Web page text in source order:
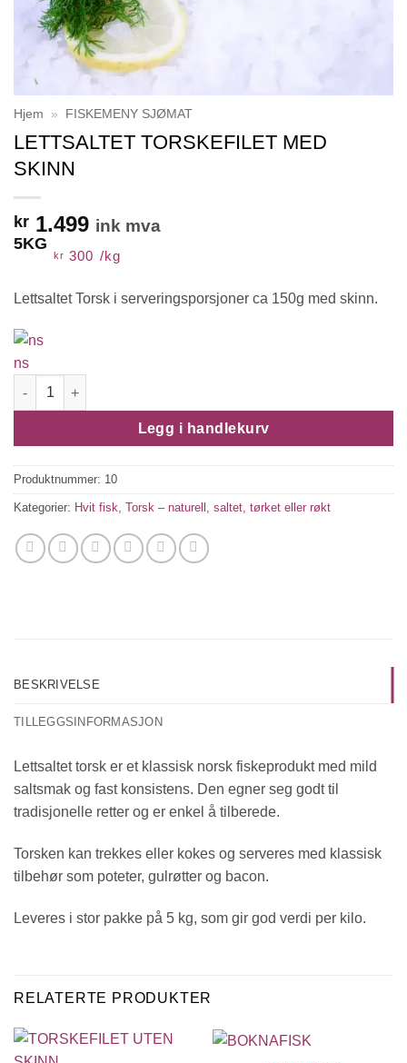
Hjem » FISKEMENY SJØMAT
LETTSALTET TORSKEFILET MED
SKINN
kr 1.499 ink mva
5KG
kr 300 /kg
Lettsaltet Torsk i serveringsporsjoner ca 150g med skinn.
ns
LETTSALTET TORSKEFILET MED SKINN antall
Legg i handlekurv
Produktnummer: 10
Kategorier: Hvit fisk, Torsk – naturell, saltet, tørket eller røkt
BESKRIVELSE
TILLEGGSINFORMASJON
Lettsaltet torsk er et klassisk norsk fiskeprodukt med mild
saltsmak og fast konsistens. Den egner seg godt til
tradisjonelle retter og er enkel å tilberede.
Torsken kan trekkes eller kokes og serveres med klassisk
tilbehør som poteter, gulrøtter og bacon.
Leveres i stor pakke på 5 kg, som gir god verdi per kilo.
RELATERTE PRODUKTER